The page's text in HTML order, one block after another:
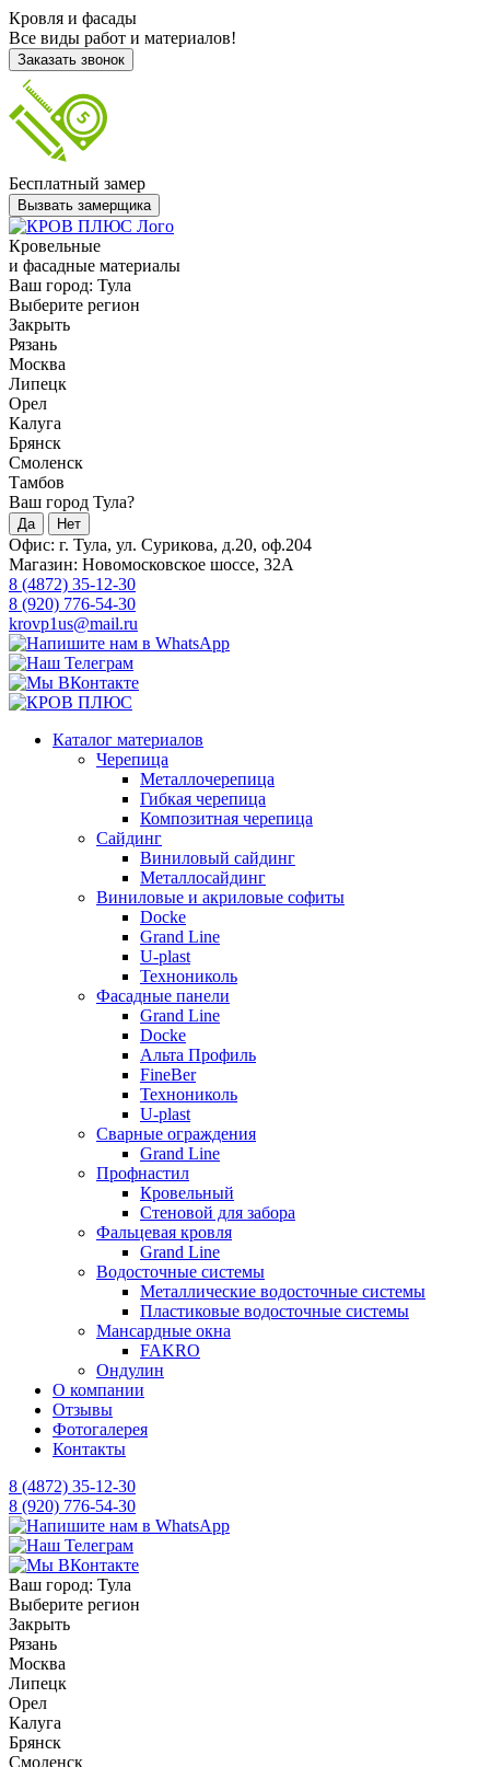
Кровля и фасады
Все виды работ и материалов!
Заказать звонок
Бесплатный замер
Вызвать замерщика
Кровельные
и фасадные материалы
Ваш город: Тула
Выберите регион
Закрыть
Рязань
Москва
Липецк
Орел
Калуга
Брянск
Смоленск
Тамбов
Ваш город Тула?
Да Нет
Офис: г. Тула, ул. Сурикова, д.20, оф.204
Магазин: Новомосковское шоссе, 32А
8 (4872) 35-12-30
8 (920) 776-54-30
krovp1us@mail.ru
Каталог материалов
Черепица
Металлочерепица
Гибкая черепица
Композитная черепица
Сайдинг
Виниловый сайдинг
Металлосайдинг
Виниловые и акриловые софиты
Docke
Grand Line
U-plast
Технониколь
Фасадные панели
Grand Line
Docke
Альта Профиль
FineBer
Технониколь
U-plast
Сварные ограждения
Grand Line
Профнастил
Кровельный
Стеновой для забора
Фальцевая кровля
Grand Line
Водосточные системы
Металлические водосточные системы
Пластиковые водосточные системы
Мансардные окна
FAKRO
Ондулин
О компании
Отзывы
Фотогалерея
Контакты
8 (4872) 35-12-30
8 (920) 776-54-30
Ваш город: Тула
Выберите регион
Закрыть
Рязань
Москва
Липецк
Орел
Калуга
Брянск
Смоленск